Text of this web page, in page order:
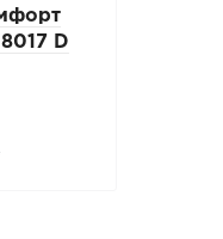
D